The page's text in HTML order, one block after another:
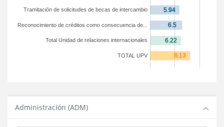
TOTAL UPV
Total Unidad de relaciones internacionales
Reconocimiento de créditos como consecuencia de...
Tramitación de solicitudes de becas de intercambio
Administración (ADM)